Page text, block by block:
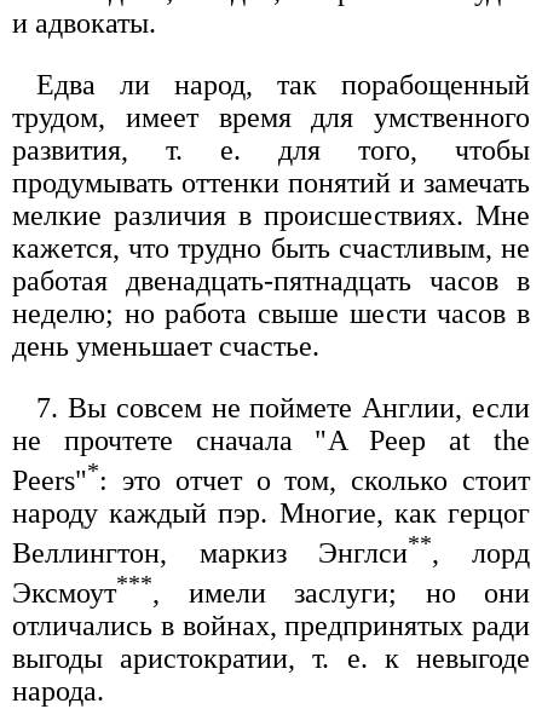
и адвокаты.
Едва ли народ, так порабощенный
трудом, имеет время для умственного
развития, т. е. для того, чтобы
продумывать оттенки понятий и замечать
мелкие различия в происшествиях. Мне
кажется, что трудно быть счастливым, не
работая двенадцать-пятнадцать часов в
неделю; но работа свыше шести часов в
день уменьшает счастье.
7. Вы совсем не поймете Англии, если
не прочтете сначала "A Peep at the
Peers"*: это отчет о том, сколько стоит
народу каждый пэр. Многие, как герцог
Веллингтон, маркиз Энглси**, лорд
Эксмоут***, имели заслуги; но они
отличались в войнах, предпринятых ради
выгоды аристократии, т. е. к невыгоде
народа.